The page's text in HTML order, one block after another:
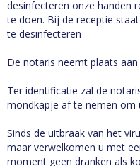
desinfecteren onze handen
te doen. Bij de receptie
te desinfecteren
De notaris neemt plaats
Ter identificatie zal de
mondkapje af te nemen om
Sinds de uitbraak van het
maar verwelkomen u met
moment geen dranken als